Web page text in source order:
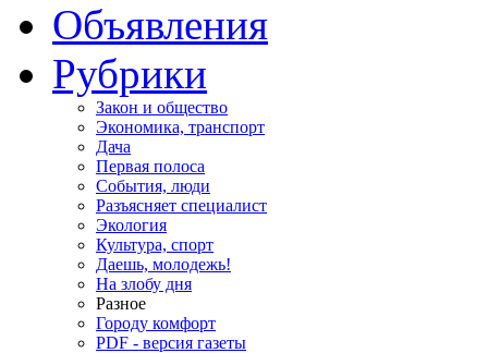
Объявления
Рубрики
Закон и общество
Экономика, транспорт
Дача
Первая полоса
События, люди
Разъясняет специалист
Экология
Культура, спорт
Даешь, молодежь!
На злобу дня
Разное
Городу комфорт
PDF - версия газеты